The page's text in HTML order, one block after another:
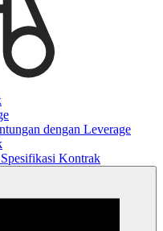
dengan Leverage
Kontrak